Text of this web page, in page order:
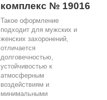
комплекс № 19016
Такое оформление
подходит для мужских и
женских захоронений,
отличается
долговечностью,
устойчивостью к
атмосферным
воздействиям и
минимальными